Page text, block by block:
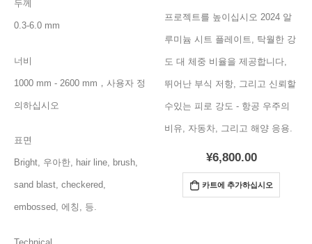
두께
0.3-6.0 mm
너비
1000 mm - 2600 mm，사용자 정
의하십시오
표면
Bright, 우아한, hair line, brush,
sand blast, checkered,
embossed, 에칭, 등.
프로젝트를 높이십시오 2024 알
루미늄 시트 플레이트, 탁월한 강
도 대 체중 비율을 제공합니다,
뛰어난 부식 저항, 그리고 신뢰할
수있는 피로 강도 - 항공 우주의
비유, 자동차, 그리고 해양 응용.
¥6,800.00
카트에 추가하십시오